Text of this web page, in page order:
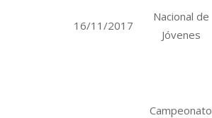
16/11/2017
Nacional de
Jóvenes
Campeonato